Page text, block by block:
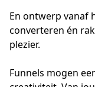
En ontwerp vanaf
converteren én
plezier.
Funnels mogen